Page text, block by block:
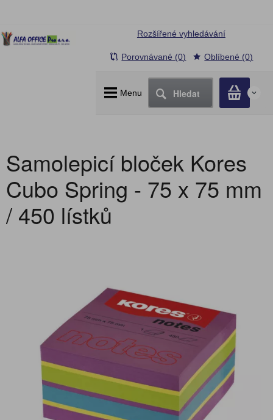
Menu Hledat 0
Rozšířené vyhledávání
Porovnávané (0) Oblíbené (0)
Samolepicí bloček Kores
Cubo Spring - 75 x 75 mm
/ 450 lístků